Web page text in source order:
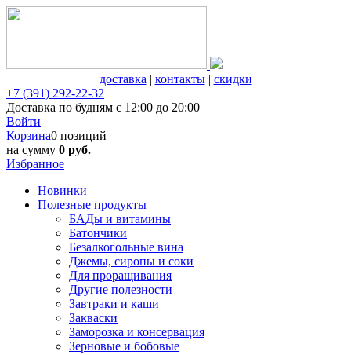
доставка | контакты| скидки
+7 (391) 292-22-32
Доставка по будням с 12:00 до 20:00
Войти
Корзина0 позиций
на сумму 0 руб.
Избранное
Новинки
Полезные продукты
БАДы и витамины
Батончики
Безалкогольные вина
Джемы, сиропы и соки
Для проращивания
Другие полезности
Завтраки и каши
Закваски
Заморозка и консервация
Зерновые и бобовые